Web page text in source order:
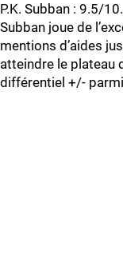
P.K. Subban : 9.5/
Subban joue de
mentions d’aides
atteindre le plateau
différentiel +/-